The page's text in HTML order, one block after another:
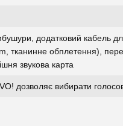
додатковий кабель
тканинне обплетення),
звукова карта
дозволяє вибирати